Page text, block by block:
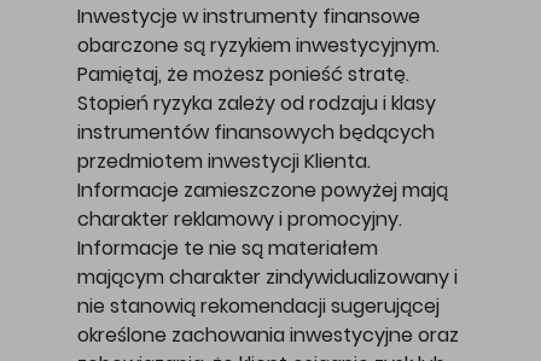
Inwestycje w instrumenty finansowe
obarczone są ryzykiem inwestycyjnym.
Pamiętaj, że możesz ponieść stratę.
Stopień ryzyka zależy od rodzaju i klasy
instrumentów finansowych będących
przedmiotem inwestycji Klienta.
Informacje zamieszczone powyżej mają
charakter reklamowy i promocyjny.
Informacje te nie są materiałem
mającym charakter zindywidualizowany i
nie stanowią rekomendacji sugerującej
określone zachowania inwestycyjne oraz